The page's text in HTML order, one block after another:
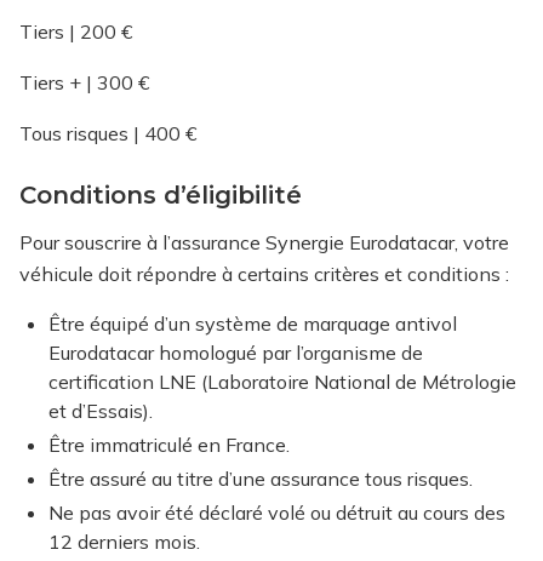
Tiers | 200 €
Tiers + | 300 €
Tous risques | 400 €
Conditions d’éligibilité
Pour souscrire à l’assurance Synergie Eurodatacar, votre
véhicule doit répondre à certains critères et conditions :
Être équipé d’un système de marquage antivol
Eurodatacar homologué par l’organisme de
certification LNE (Laboratoire National de Métrologie
et d’Essais).
Être immatriculé en France.
Être assuré au titre d’une assurance tous risques.
Ne pas avoir été déclaré volé ou détruit au cours des
12 derniers mois.